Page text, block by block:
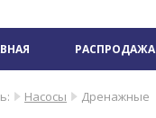
РАСПРОДАЖА
Насосы Дренажные